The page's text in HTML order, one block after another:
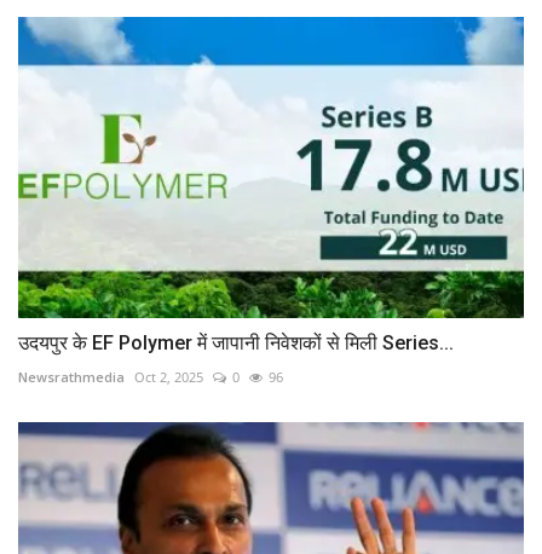
उदयपुर के EF Polymer में जापानी निवेशकों से मिली Series...
Newsrathmedia Oct 2, 2025 0 96